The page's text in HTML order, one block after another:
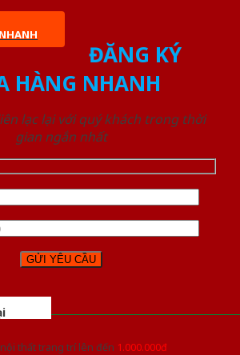
ĐĂNG KÝ
HÀNG NHANH
lạc lại với quý khách trong thời
gian ngắn nhất
thất trang trí lên đến 1.000.000đ